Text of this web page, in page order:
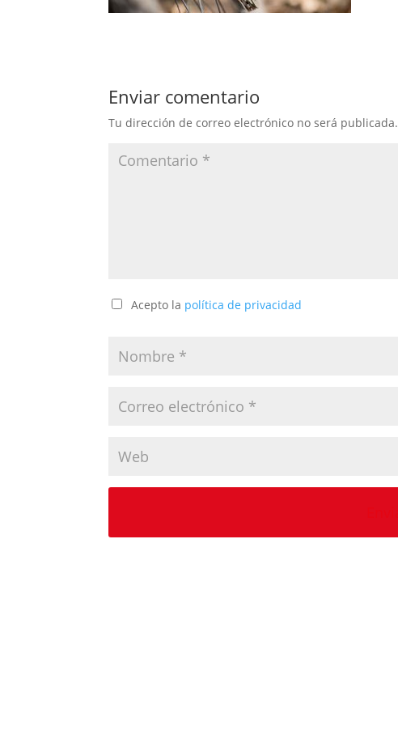
Enviar comentario
Tu dirección de correo electrónico no será publicada.
Acepto la política de privacidad